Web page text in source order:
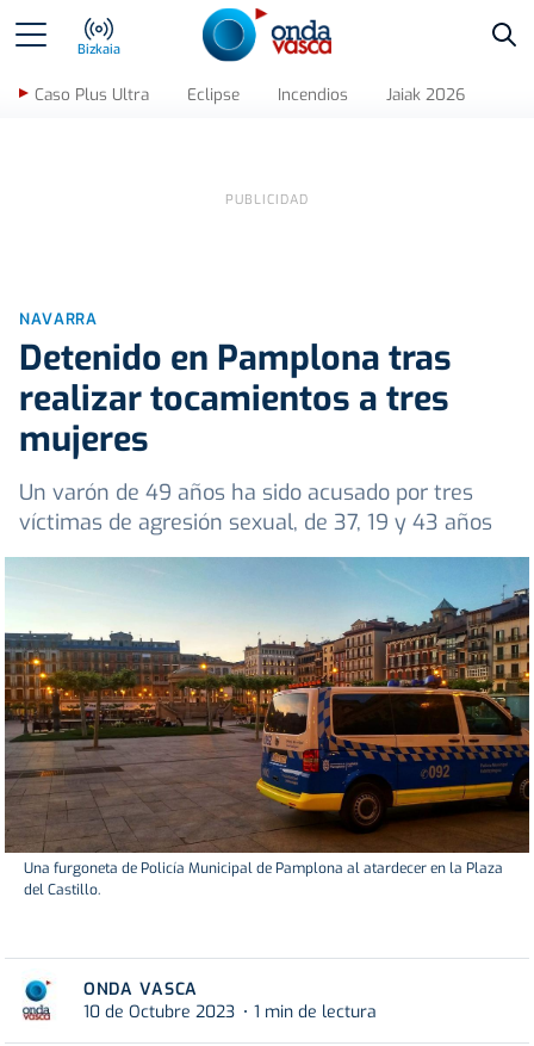
Bizkaia
Caso Plus Ultra Eclipse Incendios Jaiak 2026
NAVARRA
Detenido en Pamplona tras
realizar tocamientos a tres
mujeres
Un varón de 49 años ha sido acusado por tres
víctimas de agresión sexual, de 37, 19 y 43 años
Una furgoneta de Policía Municipal de Pamplona al atardecer en la Plaza
del Castillo.
ONDA VASCA
10 de Octubre 2023
1 min de lectura